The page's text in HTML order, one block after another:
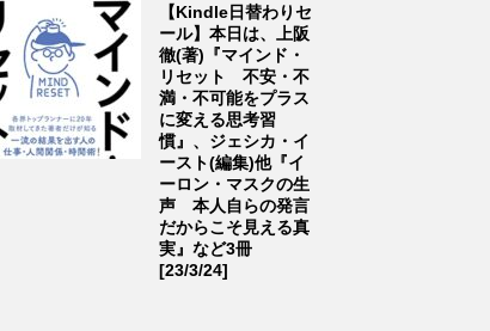
【Kindle日替わりセ
ール】本日は、上阪
徹(著)『マインド・
リセット 不安・不
満・不可能をプラス
に変える思考習
慣』、ジェシカ・イ
ースト(編集)他『イ
ーロン・マスクの生
声 本人自らの発言
だからこそ見える真
実』など3冊
[23/3/24]